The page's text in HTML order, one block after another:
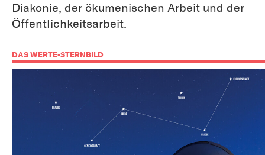
Diakonie, der ökumenischen Arbeit und der
Öffentlichkeitsarbeit.
DAS WERTE-STERNBILD